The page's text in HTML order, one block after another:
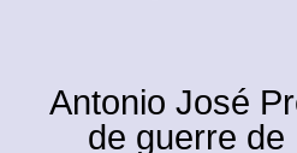
Antonio José
de guerre de